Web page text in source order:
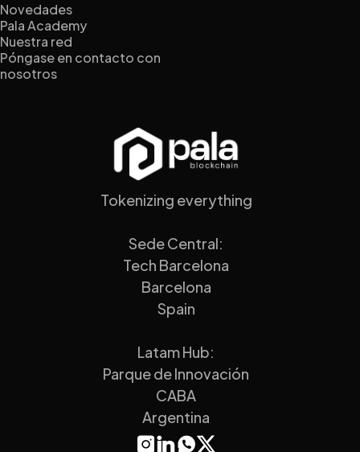
Tokenizing everything
Sede Central:
Tech Barcelona
Barcelona
Spain
Latam Hub:
Parque de Innovación
CABA
Argentina
Novedades
Pala Academy
Nuestra red
Póngase en contacto con
nosotros